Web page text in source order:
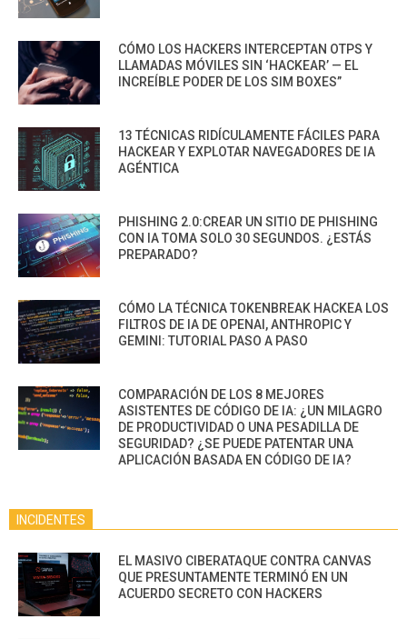
CÓMO LOS HACKERS INTERCEPTAN OTPS Y
LLAMADAS MÓVILES SIN ‘HACKEAR’ — EL
INCREÍBLE PODER DE LOS SIM BOXES”
13 TÉCNICAS RIDÍCULAMENTE FÁCILES PARA
HACKEAR Y EXPLOTAR NAVEGADORES DE IA
AGÉNTICA
PHISHING 2.0:CREAR UN SITIO DE PHISHING
CON IA TOMA SOLO 30 SEGUNDOS. ¿ESTÁS
PREPARADO?
CÓMO LA TÉCNICA TOKENBREAK HACKEA LOS
FILTROS DE IA DE OPENAI, ANTHROPIC Y
GEMINI: TUTORIAL PASO A PASO
COMPARACIÓN DE LOS 8 MEJORES
ASISTENTES DE CÓDIGO DE IA: ¿UN MILAGRO
DE PRODUCTIVIDAD O UNA PESADILLA DE
SEGURIDAD? ¿SE PUEDE PATENTAR UNA
APLICACIÓN BASADA EN CÓDIGO DE IA?
INCIDENTES
EL MASIVO CIBERATAQUE CONTRA CANVAS
QUE PRESUNTAMENTE TERMINÓ EN UN
ACUERDO SECRETO CON HACKERS